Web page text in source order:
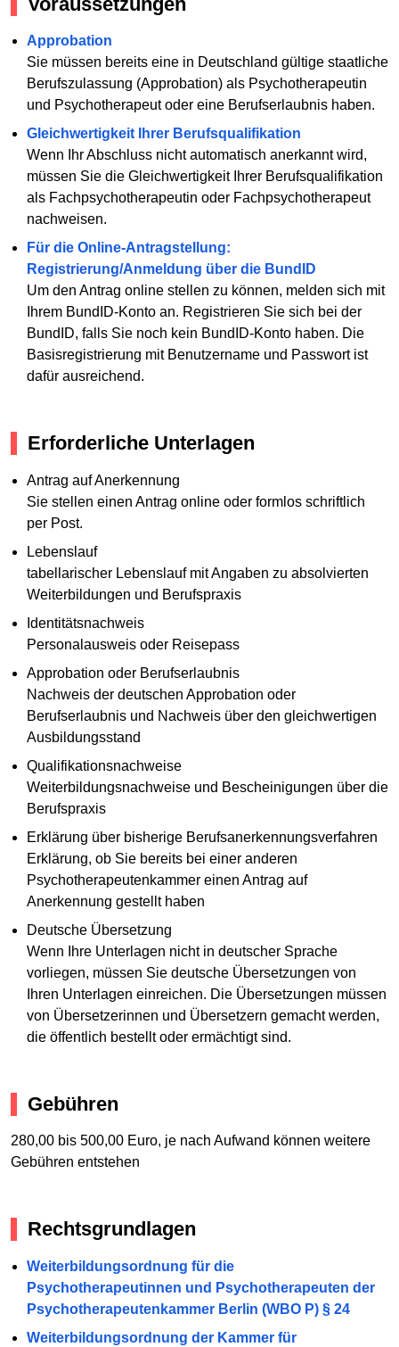
Approbation
Sie müssen bereits eine in Deutschland gültige staatliche
Berufszulassung (Approbation) als Psychotherapeutin
und Psychotherapeut oder eine Berufserlaubnis haben.
Gleichwertigkeit Ihrer Berufsqualifikation
Wenn Ihr Abschluss nicht automatisch anerkannt wird,
müssen Sie die Gleichwertigkeit Ihrer Berufsqualifikation
als Fachpsychotherapeutin oder Fachpsychotherapeut
nachweisen.
Für die Online-Antragstellung:
Registrierung/Anmeldung über die BundID
Um den Antrag online stellen zu können, melden sich mit
Ihrem BundID-Konto an. Registrieren Sie sich bei der
BundID, falls Sie noch kein BundID-Konto haben. Die
Basisregistrierung mit Benutzername und Passwort ist
dafür ausreichend.
Erforderliche Unterlagen
Antrag auf Anerkennung
Sie stellen einen Antrag online oder formlos schriftlich
per Post.
Lebenslauf
tabellarischer Lebenslauf mit Angaben zu absolvierten
Weiterbildungen und Berufspraxis
Identitätsnachweis
Personalausweis oder Reisepass
Approbation oder Berufserlaubnis
Nachweis der deutschen Approbation oder
Berufserlaubnis und Nachweis über den gleichwertigen
Ausbildungsstand
Qualifikationsnachweise
Weiterbildungsnachweise und Bescheinigungen über die
Berufspraxis
Erklärung über bisherige Berufsanerkennungsverfahren
Erklärung, ob Sie bereits bei einer anderen
Psychotherapeutenkammer einen Antrag auf
Anerkennung gestellt haben
Deutsche Übersetzung
Wenn Ihre Unterlagen nicht in deutscher Sprache
vorliegen, müssen Sie deutsche Übersetzungen von
Ihren Unterlagen einreichen. Die Übersetzungen müssen
von Übersetzerinnen und Übersetzern gemacht werden,
die öffentlich bestellt oder ermächtigt sind.
Gebühren
280,00 bis 500,00 Euro, je nach Aufwand können weitere
Gebühren entstehen
Rechtsgrundlagen
Weiterbildungsordnung für die
Psychotherapeutinnen und Psychotherapeuten der
Psychotherapeutenkammer Berlin (WBO P) § 24
Weiterbildungsordnung der Kammer für